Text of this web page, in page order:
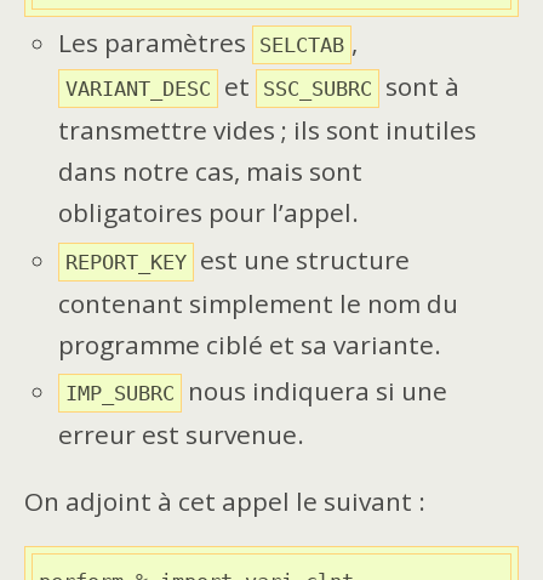
Les paramètres SELCTAB ,
VARIANT_DESC et SSC_SUBRC
sont à
transmettre vides ; ils sont inutiles
dans notre cas, mais sont
obligatoires pour l’appel.
REPORT_KEY est une structure
contenant simplement le nom du
programme ciblé et sa variante.
IMP_SUBRC
nous indiquera si une
erreur est survenue.
On adjoint à cet appel le suivant :